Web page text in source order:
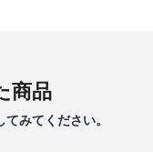
商品
みてください。